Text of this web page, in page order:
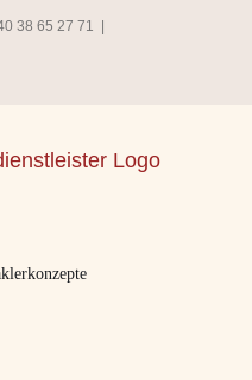
38 65 27 71